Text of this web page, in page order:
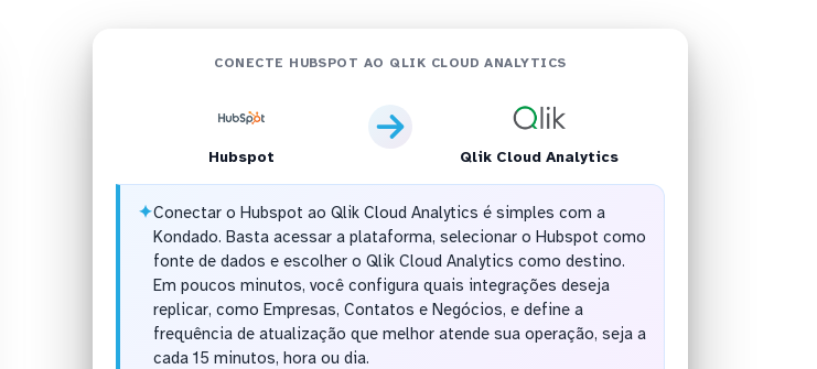
CONECTE HUBSPOT AO QLIK CLOUD ANALYTICS
Hubspot Qlik Cloud Analytics
✦Conectar o Hubspot ao Qlik Cloud Analytics é simples com a
Kondado. Basta acessar a plataforma, selecionar o Hubspot como
fonte de dados e escolher o Qlik Cloud Analytics como destino.
Em poucos minutos, você configura quais integrações deseja
replicar, como Empresas, Contatos e Negócios, e define a
frequência de atualização que melhor atende sua operação, seja a
cada 15 minutos, hora ou dia.